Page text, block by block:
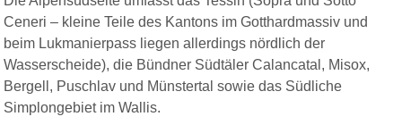
Ceneri – kleine Teile des Kantons im Gotthardmassiv und
beim Lukmanierpass liegen allerdings nördlich der
Wasserscheide), die Bündner Südtäler Calancatal, Misox,
Bergell, Puschlav und Münstertal sowie das Südliche
Simplongebiet im Wallis.